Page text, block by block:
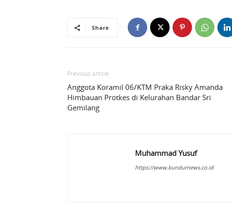
Share
Previous article
Anggota Koramil 06/KTM Praka Risky Amanda
Himbauan Protkes di Kelurahan Bandar Sri
Gemilang
Muhammad Yusuf
https://www.kundurnews.co.id